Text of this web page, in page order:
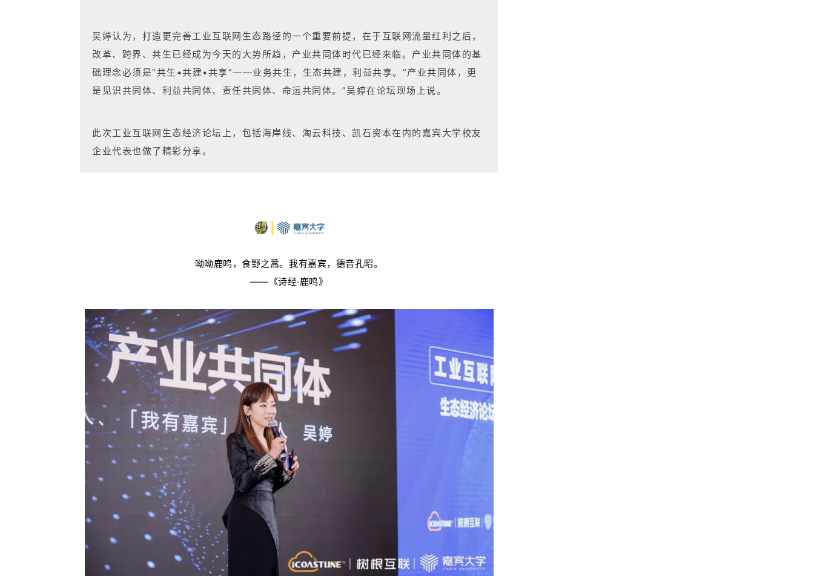
吴婷认为，打造更完善工业互联网生态路径的一个重要前提，在于互联网流量红利之后，
改革、跨界、共生已经成为今天的大势所趋，产业共同体时代已经来临。产业共同体的基
础理念必须是“共生•共建•共享”——业务共生，生态共建，利益共享。“产业共同体，更
是见识共同体、利益共同体、责任共同体、命运共同体。”吴婷在论坛现场上说。
此次工业互联网生态经济论坛上，包括海岸线、淘云科技、凯石资本在内的嘉宾大学校友
企业代表也做了精彩分享。
呦呦鹿鸣，食野之蒿。我有嘉宾，德音孔昭。
——《诗经·鹿鸣》